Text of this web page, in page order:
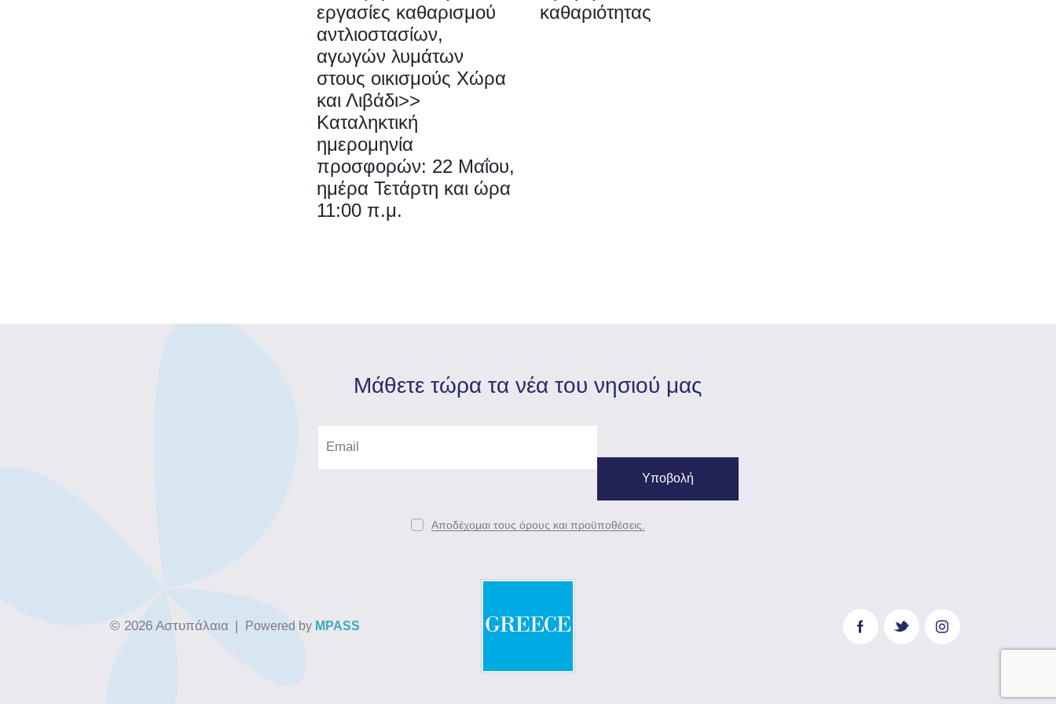
εργασίες καθαρισμού
αντλιοστασίων,
αγωγών λυμάτων
στους οικισμούς Χώρα
και Λιβάδι>>
Καταληκτική
ημερομηνία
προσφορών: 22 Μαΐου,
ημέρα Τετάρτη και ώρα
11:00 π.μ.
καθαριότητας
Mάθετε τώρα τα νέα του νησιού μας
Αποδέχομαι τους όρους και προϋποθέσεις.
© 2026 Αστυπάλαια Powered by MPASS